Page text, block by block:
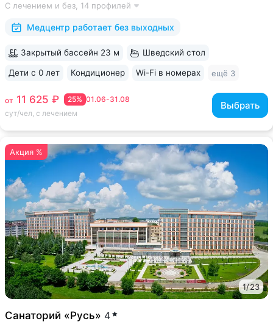
Бесплатное посещение включено во все виды путёвок •
Трёхразовое питание...
С лечением и без, 14 профилей
Медцентр работает без выходных
01.06-31.08
25%
от 11 625 ₽
сут/чел, с лечением
Выбрать
Закрытый бассейн 23 м Шведский стол
Дети с 0 лет Кондиционер Wi-Fi в номерах ещё 3
Акция %
1/23
Санаторий «Русь» 4